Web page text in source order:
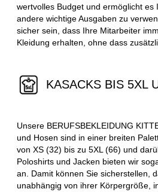
wertvolles Budget und ermöglicht es
andere wichtige Ausgaben zu
sicher sein, dass Ihre Mitarbeiter
Kleidung erhalten, ohne dass
KASACKS BIS 5XL
Unsere BERUFSBEKLEIDUNG
und Hosen sind in einer breiten
von XS (32) bis zu 5XL (66) und
Poloshirts und Jacken bieten wir
an. Damit können Sie sicherstellen,
unabhängig von ihrer Körpergröße,